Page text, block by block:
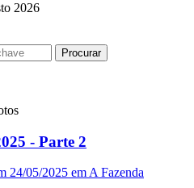
2026
Procurar
- Parte 2
24/05/2025 em A Fazenda